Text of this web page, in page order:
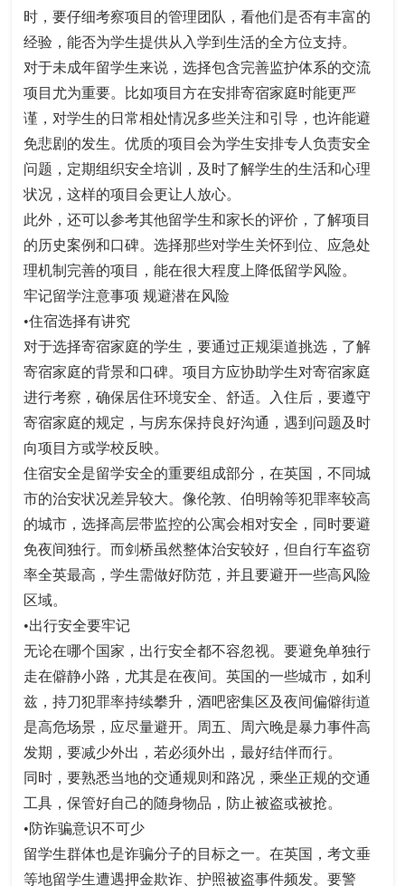
时，要仔细考察项目的管理团队，看他们是否有丰富的
经验，能否为学生提供从入学到生活的全方位支持。
对于未成年留学生来说，选择包含完善监护体系的交流
项目尤为重要。比如项目方在安排寄宿家庭时能更严
谨，对学生的日常相处情况多些关注和引导，也许能避
免悲剧的发生。优质的项目会为学生安排专人负责安全
问题，定期组织安全培训，及时了解学生的生活和心理
状况，这样的项目会更让人放心。
此外，还可以参考其他留学生和家长的评价，了解项目
的历史案例和口碑。选择那些对学生关怀到位、应急处
理机制完善的项目，能在很大程度上降低留学风险。
牢记留学注意事项 规避潜在风险
•住宿选择有讲究
对于选择寄宿家庭的学生，要通过正规渠道挑选，了解
寄宿家庭的背景和口碑。项目方应协助学生对寄宿家庭
进行考察，确保居住环境安全、舒适。入住后，要遵守
寄宿家庭的规定，与房东保持良好沟通，遇到问题及时
向项目方或学校反映。
住宿安全是留学安全的重要组成部分，在英国，不同城
市的治安状况差异较大。像伦敦、伯明翰等犯罪率较高
的城市，选择高层带监控的公寓会相对安全，同时要避
免夜间独行。而剑桥虽然整体治安较好，但自行车盗窃
率全英最高，学生需做好防范，并且要避开一些高风险
区域。
•出行安全要牢记
无论在哪个国家，出行安全都不容忽视。要避免单独行
走在僻静小路，尤其是在夜间。英国的一些城市，如利
兹，持刀犯罪率持续攀升，酒吧密集区及夜间偏僻街道
是高危场景，应尽量避开。周五、周六晚是暴力事件高
发期，要减少外出，若必须外出，最好结伴而行。
同时，要熟悉当地的交通规则和路况，乘坐正规的交通
工具，保管好自己的随身物品，防止被盗或被抢。
•防诈骗意识不可少
留学生群体也是诈骗分子的目标之一。在英国，考文垂
等地留学生遭遇押金欺诈、护照被盗事件频发。要警